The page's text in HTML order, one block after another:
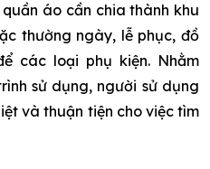
áo cần chia thành khu
thường ngày, lễ phục, đồ
các loại phụ kiện. Nhằm
sử dụng, người sử dụng
và thuận tiện cho việc tìm